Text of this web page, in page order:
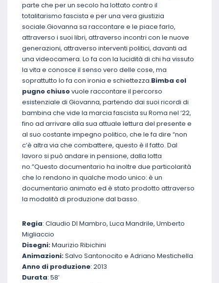
parte che per un secolo ha lottato contro il
totalitarismo fascista e per una vera giustizia
sociale.Giovanna sa raccontare e le piace farlo,
attraverso i suoi libri, attraverso incontri con le nuove
generazioni, attraverso interventi politici, davanti ad
una videocamera. Lo fa con la lucidità di chi ha vissuto
la vita e conosce il senso vero delle cose, ma
soprattutto lo fa con ironia e schiettezza.Bimba col
pugno chiusovuole raccontare il percorso
esistenziale di Giovanna, partendo dai suoi ricordi di
bambina che vide la marcia fascista su Roma nel ‘22,
fino ad arrivare alla sua attuale lettura del presente e
al suo costante impegno politico, che le fa dire “non
c’è altra via che combattere, questo è il fatto. Dal
lavoro si può andare in pensione, dalla lotta
no.”Questo documentario ha inoltre due particolarità
che lo rendono in qualche modo unico: è un
documentario animato ed è stato prodotto attraverso
la modalità di produzione dal basso.
Regia: Claudio DI Mambro, Luca Mandrile, Umberto
Migliaccio
Disegni:Maurizio Ribichini
Animazioni:Salvo Santonocito e Adriano Mestichella
Anno di produzione: 2013
Durata: 58′